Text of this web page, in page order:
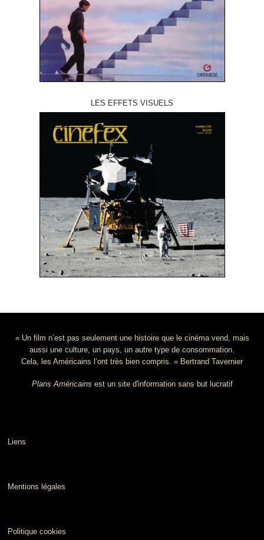
LES EFFETS VISUELS
« Un film n’est pas seulement une histoire que le cinéma vend, mais
aussi une culture, un pays, un autre type de consommation.
Cela, les Américains l’ont très bien compris. » Bertrand Tavernier
Plans Américains est un site d'information sans but lucratif
Liens
Mentions légales
Politique cookies